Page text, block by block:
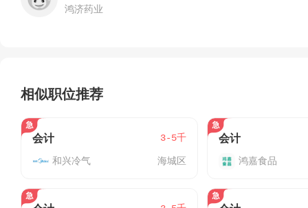
鸿济药业
相似职位推荐
会计 3-5千
和兴冷气 海城区
会计
鸿嘉食品